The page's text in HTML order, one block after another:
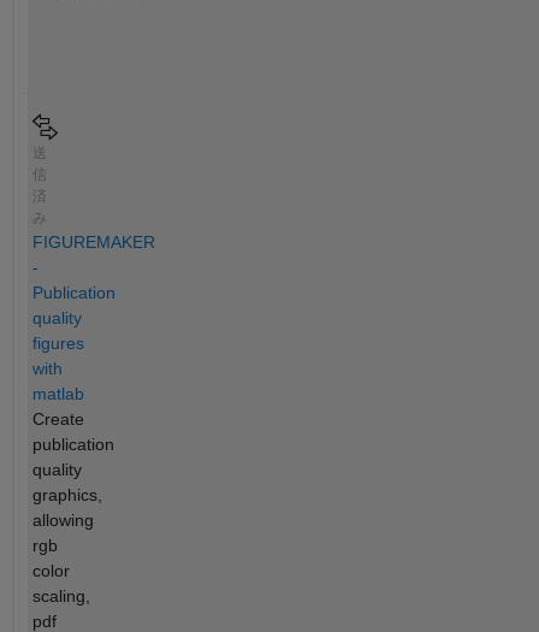
送
信
済
み
FIGUREMAKER
-
Publication
quality
figures
with
matlab
Create
publication
quality
graphics,
allowing
rgb
color
scaling,
pdf